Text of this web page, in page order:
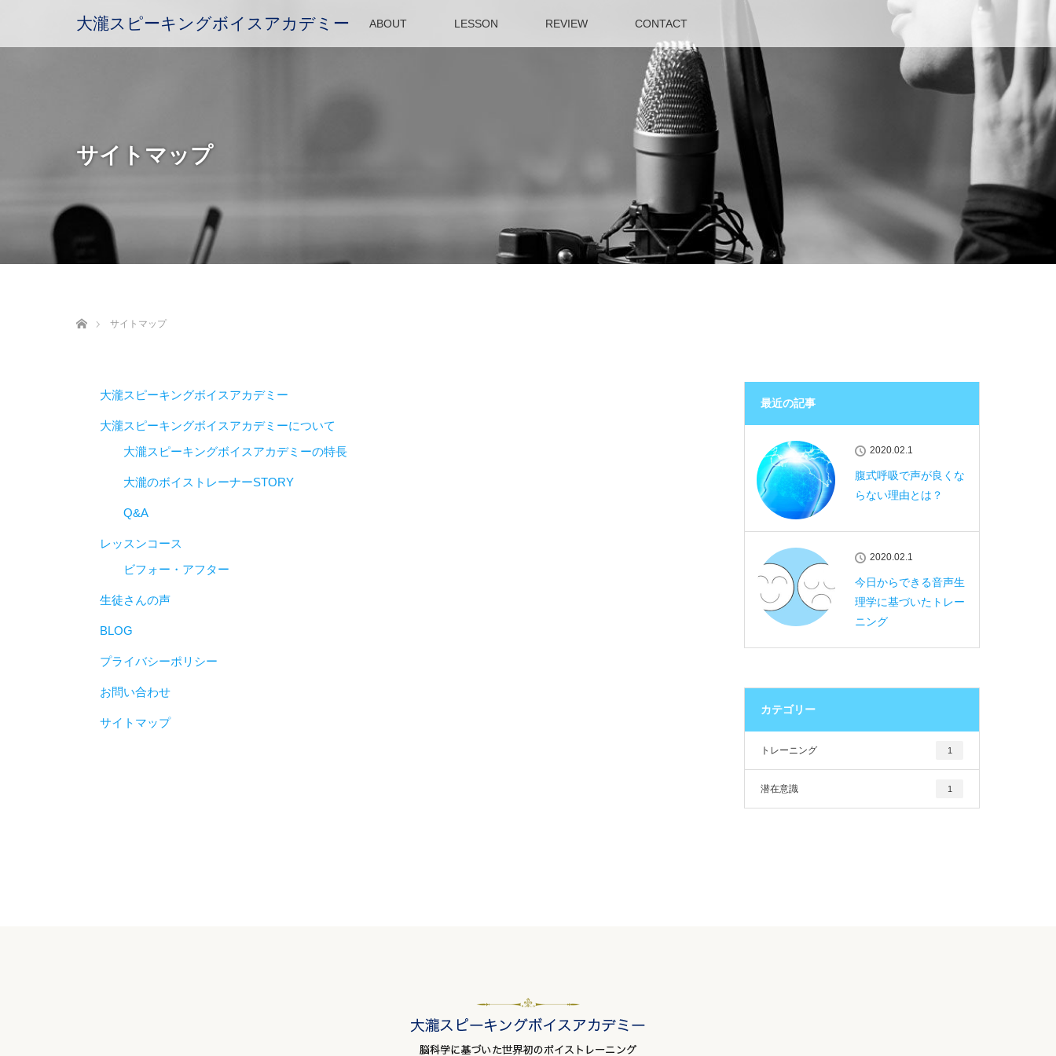
大瀧スピーキングボイスアカデミー ABOUT LESSON REVIEW CONTACT
サイトマップ
サイトマップ
大瀧スピーキングボイスアカデミー
大瀧スピーキングボイスアカデミーについて
大瀧スピーキングボイスアカデミーの特長
大瀧のボイストレーナーSTORY
Q&A
レッスンコース
ビフォー・アフター
生徒さんの声
BLOG
プライバシーポリシー
お問い合わせ
サイトマップ
最近の記事
2020.02.1
腹式呼吸で声が良くな
らない理由とは？
2020.02.1
今日からできる音声生
理学に基づいたトレー
ニング
カテゴリー
トレーニング 1
潜在意識 1